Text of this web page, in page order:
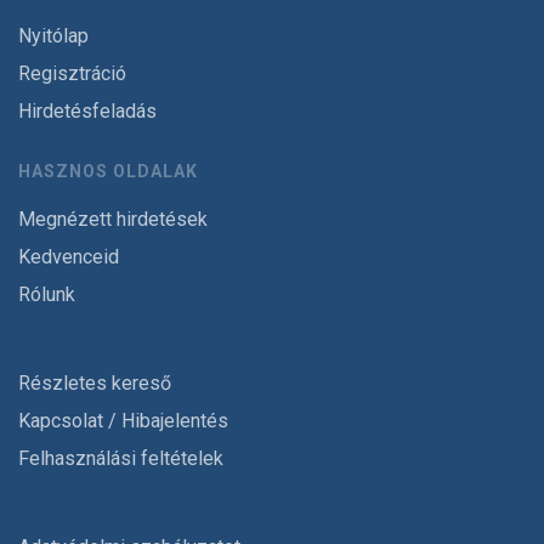
Nyitólap
Regisztráció
Hirdetésfeladás
HASZNOS OLDALAK
Megnézett hirdetések
Kedvenceid
Rólunk
Részletes kereső
Kapcsolat / Hibajelentés
Felhasználási feltételek